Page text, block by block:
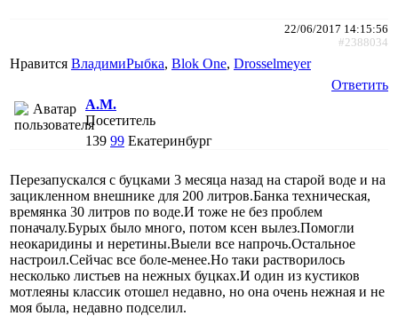
22/06/2017 14:15:56
#2388034
Нравится ВладимиРыбка, Blok One, Drosselmeyer
Ответить
A.M.
Посетитель
139 99 Екатеринбург
Перезапускался с буцками 3 месяца назад на старой воде и на
зацикленном внешнике для 200 литров.Банка техническая,
времянка 30 литров по воде.И тоже не без проблем
поначалу.Бурых было много, потом ксен вылез.Помогли
неокаридины и неретины.Выели все напрочь.Остальное
настроил.Сейчас все боле-менее.Но таки растворилось
несколько листьев на нежных буцках.И один из кустиков
мотлеяны классик отошел недавно, но она очень нежная и не
моя была, недавно подселил.